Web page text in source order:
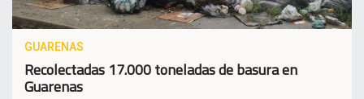
GUARENAS
Recolectadas 17.000 toneladas de basura en
Guarenas